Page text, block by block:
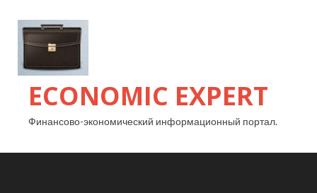
ECONOMIC EXPERT
Финансово-экономический информационный портал.